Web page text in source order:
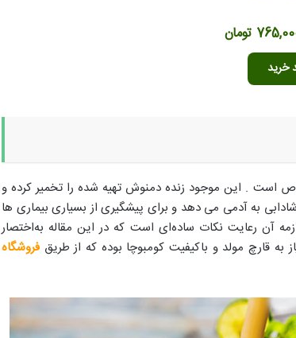
1,278,000 تومان
تومانقیمت
خرید
است . این موجود زنده دمنوش تهیه شده را تخمیر کرده و
به آدمی می دهد و برای پیشگیری از بسیاری بیماری ها
آن رعایت نکات ساده‌ای است که در این مقاله به‌اختصار
قارچ مولد و باکیفیت کومبوچا بوده که از طریق فروشگاه